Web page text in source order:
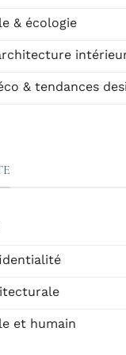
& écologie
& tendances
et humain